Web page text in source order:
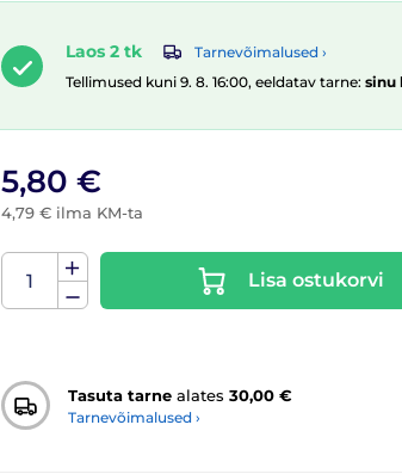
Laos 2 tk
Tarnevõimalused ›
Tellimused kuni 9. 8. 16:00, eeldatav tarne: sinu
5,80 €
4,79 € ilma KM-ta
Lisa ostukorvi
Tasuta tarne alates 30,00 €
Tarnevõimalused ›